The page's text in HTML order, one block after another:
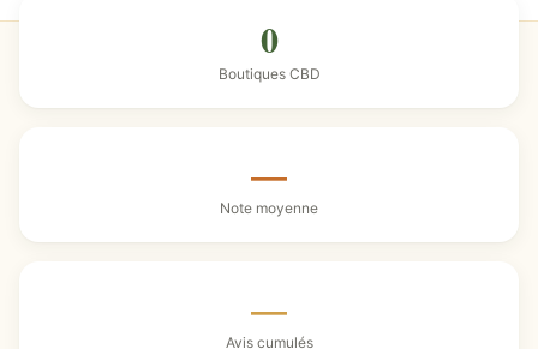
0
Boutiques CBD
—
Note moyenne
—
Avis cumulés